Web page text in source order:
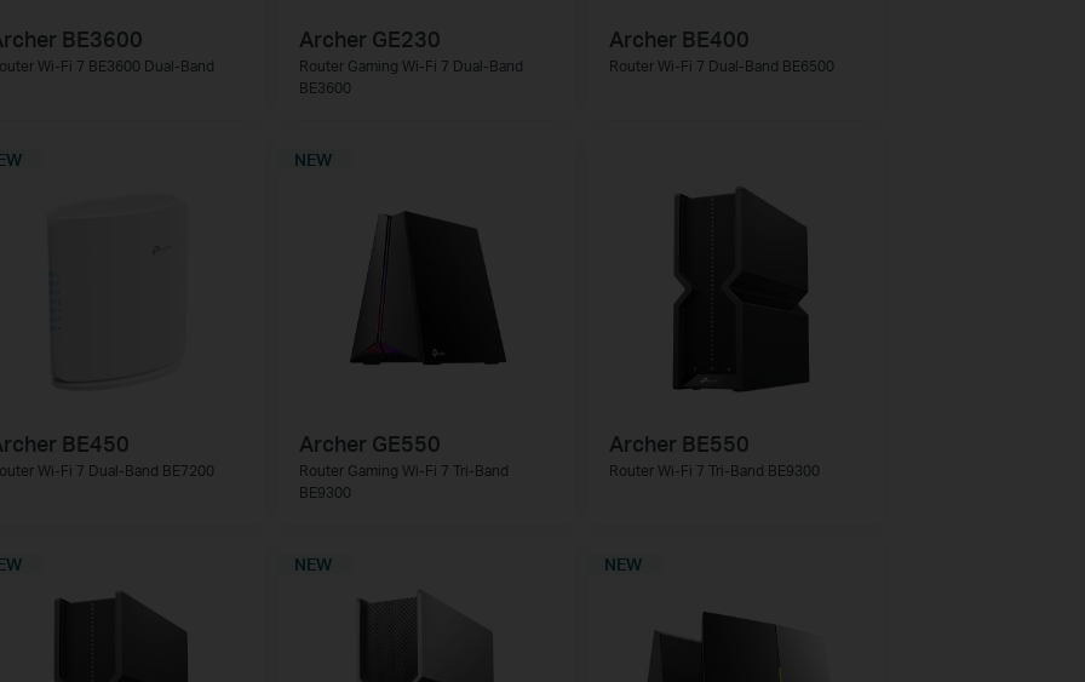
BE3600
Wi-Fi 7 BE3600 Dual-Band
Archer GE230
Router Gaming Wi-Fi 7 Dual-Band
BE3600
Archer BE400
Router Wi-Fi 7 Dual-Band BE6500
BE450
Wi-Fi 7 Dual-Band BE7200
NEW
Archer GE550
Router Gaming Wi-Fi 7 Tri-Band
BE9300
Archer BE550
Router Wi-Fi 7 Tri-Band BE9300
NEW NEW